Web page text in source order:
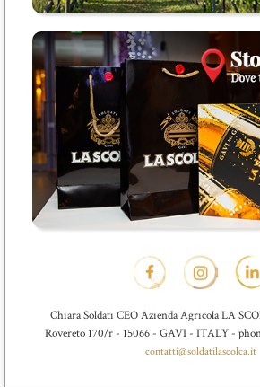
Chiara Soldati CEO Azienda Agricola LA
Rovereto 170/r - 15066 - GAVI - ITALY -
contatti@soldatilascolca.it